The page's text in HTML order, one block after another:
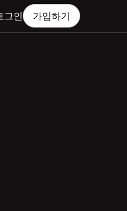
그인 가입하기